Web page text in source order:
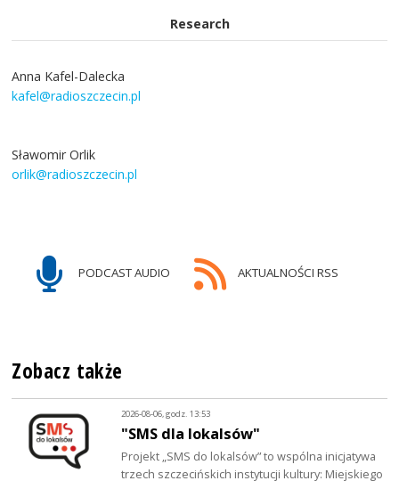
Research
Anna Kafel-Dalecka
kafel@radioszczecin.pl
Sławomir Orlik
orlik@radioszczecin.pl
PODCAST AUDIO AKTUALNOŚCI RSS
Zobacz także
2026-08-06, godz. 13:53
"SMS dla lokalsów"
Projekt „SMS do lokalsów” to wspólna inicjatywa
trzech szczecińskich instytucji kultury: Miejskiego